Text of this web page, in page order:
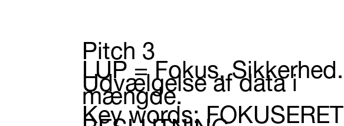
Pitch 3
LUP = Fokus, Sikkerhed.
Udvælgelse af data i
mængde.
Key words: FOKUSERET